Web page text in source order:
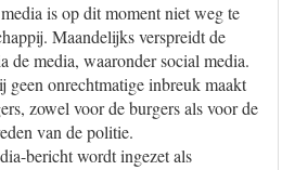
is op dit moment niet weg te
Maandelijks verspreidt de
de media, waaronder social media.
geen onrechtmatige inbreuk maakt
zowel voor de burgers als voor de
van de politie.
bericht wordt ingezet als